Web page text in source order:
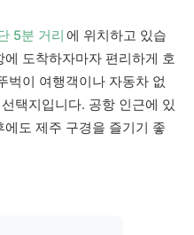
5분 거리 에 위치하고 있습
도착하자마자 편리하게 호
벅이 여행객이나 자동차 없
택지입니다. 공항 인근에 있
도 제주 구경을 즐기기 좋